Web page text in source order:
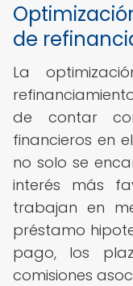
de
La
de contar
financieros en
no solo se
interés más
trabajan en
préstamo
pago, los
comisiones